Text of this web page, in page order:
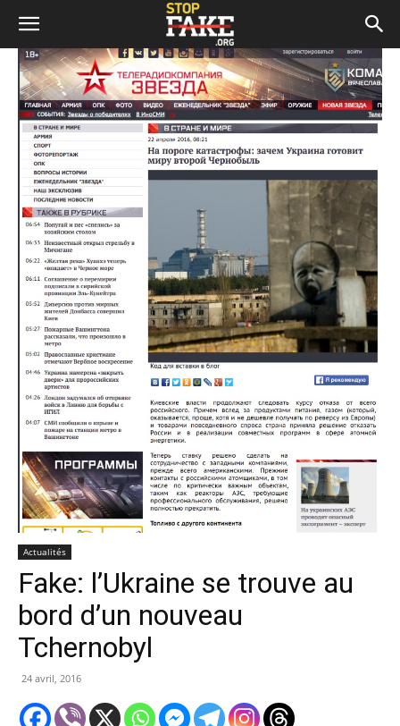
Actualités
Fake: l’Ukraine se trouve au
bord d’un nouveau
Tchernobyl
24 avril, 2016